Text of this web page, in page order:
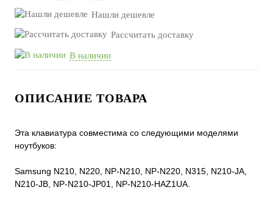
Нашли дешевле
Рассчитать доставку
В наличии
ОПИСАНИЕ ТОВАРА
Эта клавиатура совместима со следующими моделями
ноутбуков:
Samsung N210, N220, NP-N210, NP-N220, N315, N210-JA,
N210-JB, NP-N210-JP01, NP-N210-HAZ1UA.